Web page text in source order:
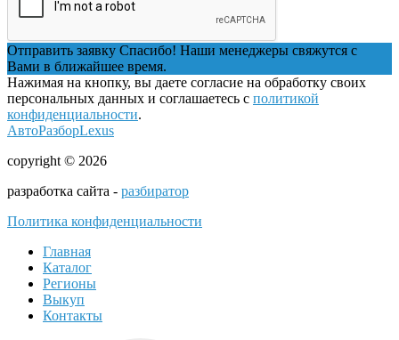
Отправить заявку Спасибо! Наши менеджеры свяжутся с
Вами в ближайшее время.
Нажимая на кнопку, вы даете согласие на обработку своих
персональных данных и соглашаетесь с политикой
конфиденциальности.
АвтоРазборLexus
copyright © 2026
разработка сайта - разбиратор
Политика конфиденциальности
Главная
Каталог
Регионы
Выкуп
Контакты